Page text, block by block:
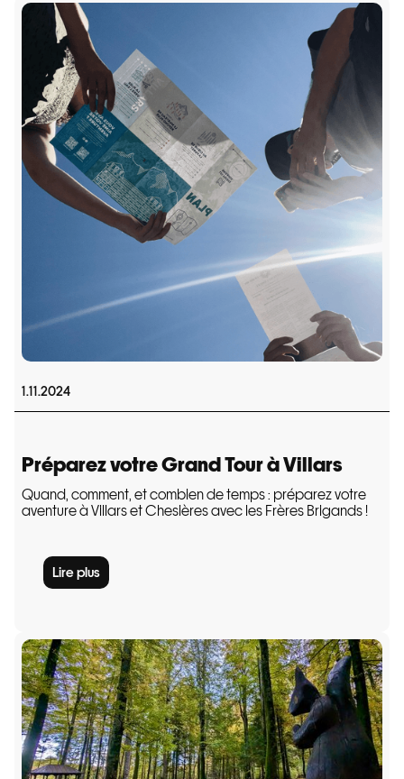
1.11.2024
Préparez votre Grand Tour à Villars
Quand, comment, et combien de temps : préparez votre
aventure à Villars et Chesières avec les Frères Brigands !
Lire plus